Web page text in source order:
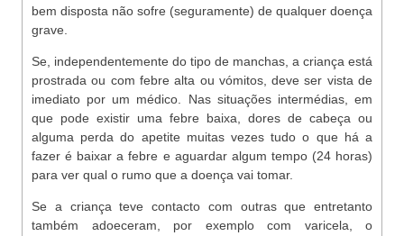
bem disposta não sofre (seguramente) de qualquer doença
grave.
Se, independentemente do tipo de manchas, a criança está
prostrada ou com febre alta ou vómitos, deve ser vista de
imediato por um médico. Nas situações intermédias, em
que pode existir uma febre baixa, dores de cabeça ou
alguma perda do apetite muitas vezes tudo o que há a
fazer é baixar a febre e aguardar algum tempo (24 horas)
para ver qual o rumo que a doença vai tomar.
Se a criança teve contacto com outras que entretanto
também adoeceram, por exemplo com varicela, o